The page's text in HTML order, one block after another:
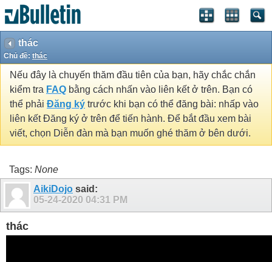
thác
Chủ đề: thác
Nếu đây là chuyến thăm đầu tiên của bạn, hãy chắc chắn
kiểm tra FAQ bằng cách nhấn vào liên kết ở trên. Bạn có
thể phải Đăng ký trước khi bạn có thể đăng bài: nhấp vào
liên kết Đăng ký ở trên để tiến hành. Để bắt đầu xem bài
viết, chọn Diễn đàn mà bạn muốn ghé thăm ở bên dưới.
Tags: None
AikiDojo said:
05-24-2020 04:31 PM
thác